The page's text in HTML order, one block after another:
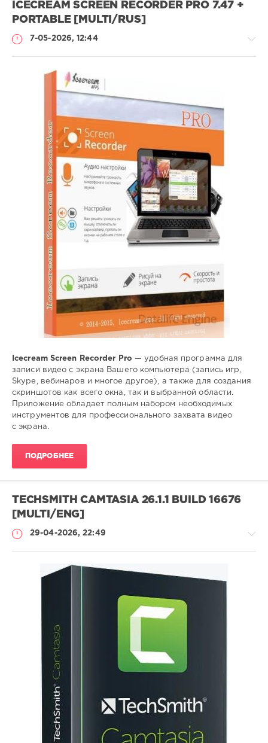
ICECREAM SCREEN RECORDER PRO 7.47 +
PORTABLE [MULTI/RUS]
7-05-2026, 12:44
SamDel
запись,
видео
экрана
создать
скриншот
Icecream Screen Recorder Pro — удобная программа для
записи видео с экрана Вашего компьютера (запись игр,
Skype, вебинаров и многое другое), а также для создания
скриншотов как всего окна, так и выбранной области.
Приложение обладает полным набором необходимых
инструментов для профессионального захвата видео
с экрана.
ПОДРОБНЕЕ
TECHSMITH CAMTASIA 26.1.1 BUILD 16676
[MULTI/ENG]
29-04-2026, 22:49
запись,
изображения
экрана